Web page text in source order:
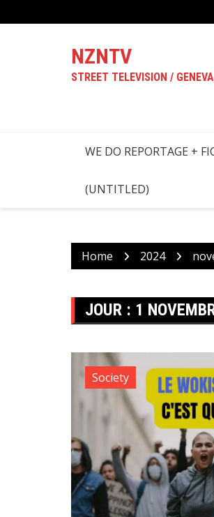
to
NZNTV
STREET TELEVISION /
WE DO REPORTAGE +
(UNTITLED)
Home 2024
JOUR : 1
Society